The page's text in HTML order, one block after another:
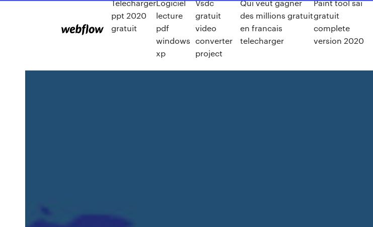
Télécharger
ppt 2020
gratuit
Logiciel
lecture
pdf
windows
xp
Vsdc
gratuit
video
converter
project
Qui veut gagner
des millions gratuit
en francais
telecharger
Paint tool sai
gratuit
complete
version 2020